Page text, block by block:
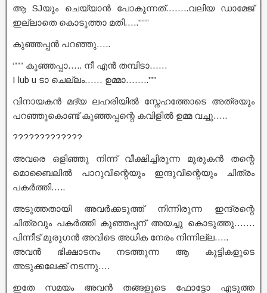
ആ SJയും ചെയ്യാൻ പോകുന്നത്……..വലിയ ഡാമേജ്
ഇല്ലാതെ കൊടുത്താ മതി…..'”””
കുഞ്ഞപ്പൻ പറഞ്ഞു…..
‘””” കുഞ്ഞപ്പാ….. നീ എൻ തമ്പിടാ……
I lub u ടാ ചെല്ലം…… ഉമ്മാ……..'””
വിനായകൻ മദ്യ ലഹരിയിൽ സ്നേഹത്തോടെ അത്രയും
പറഞ്ഞുകൊണ്ട് കുഞ്ഞപ്പന്റെ കവിളിൽ ഉമ്മ വച്ചു…..
?????????????
അവരെ ഒളിഞ്ഞു നിന്ന് വീക്ഷിച്ചിരുന്ന മുരുകൻ തന്റെ
മൊബൈലിൽ പാറുവിന്റെയും ഇന്ദുവിന്റെയും ചിത്രം
പകർത്തി…..
അടുത്തതായി അവർക്കടുത്ത് നിന്നിരുന്ന ഇന്ദ്രന്റെ
ചിത്രവും പകർത്തി കുഞ്ഞപ്പന് അയച്ചു കൊടുത്തു…….
പിന്നീട് മുരുഗൻ അവിടെ അധിക നേരം നിന്നില്ല…..
അവൻ ഭിക്ഷാടനം നടത്തുന്ന ആ കുട്ടികളുടെ
അടുക്കലേക്ക് നടന്നു….
ഇതേ സമയം അവൻ തങ്ങളുടെ ഫോട്ടോ എടുത്ത